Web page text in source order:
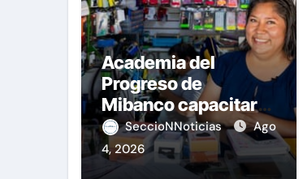
Academia del
Progreso de
Mibanco capacitará
a emprendedores
SeccioNNoticias
Ago
4, 2026